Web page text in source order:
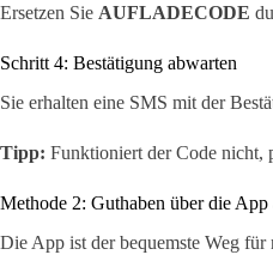
Ersetzen Sie AUFLADECODE
Schritt 4: Bestätigung abwarten
Sie erhalten eine SMS mit der
Tipp: Funktioniert der Code nicht,
Methode 2: Guthaben über die App
Die App ist der bequemste Weg